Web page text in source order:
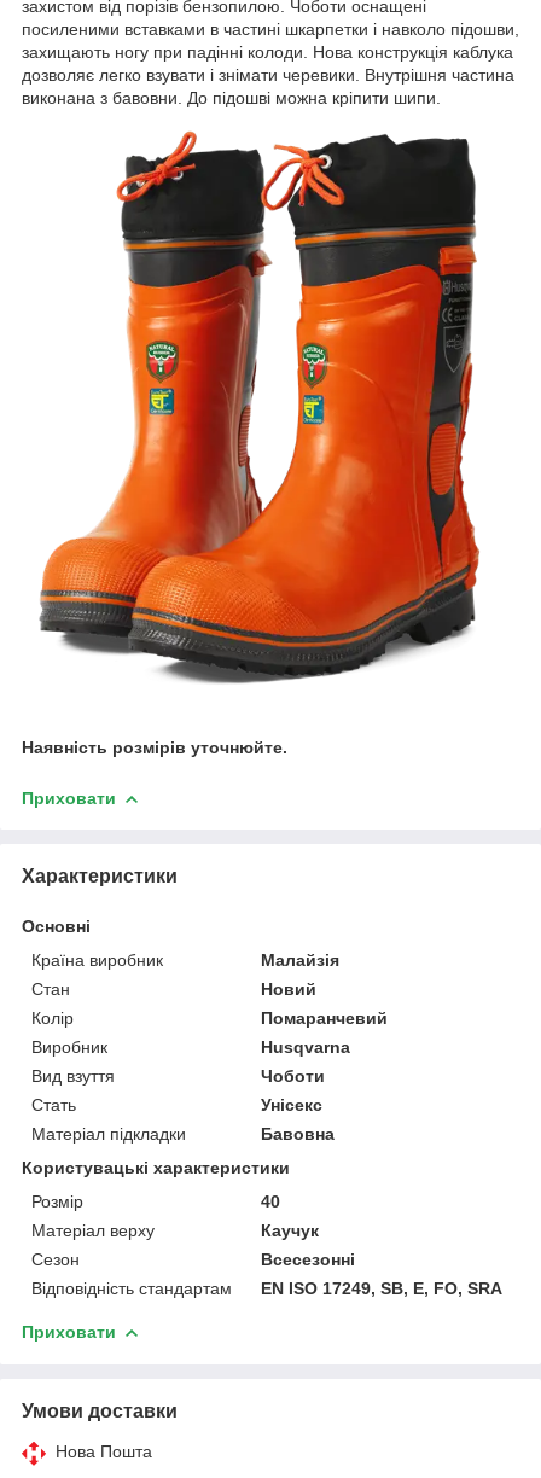
захистом від порізів бензопилою. Чоботи оснащені
посиленими вставками в частині шкарпетки і навколо підошви,
захищають ногу при падінні колоди. Нова конструкція каблука
дозволяє легко взувати і знімати черевики. Внутрішня частина
виконана з бавовни. До підошві можна кріпити шипи.
Наявність розмірів уточнюйте.
Приховати
Характеристики
Основні
Країна виробник
Малайзія
Стан
Новий
Колір
Помаранчевий
Виробник
Husqvarna
Вид взуття
Чоботи
Стать
Унісекс
Матеріал підкладки
Бавовна
Користувацькі характеристики
Розмір
40
Матеріал верху
Каучук
Сезон
Всесезонні
Відповідність стандартам
EN ISO 17249, SB, E, FO, SRA
Приховати
Умови доставки
Нова Пошта